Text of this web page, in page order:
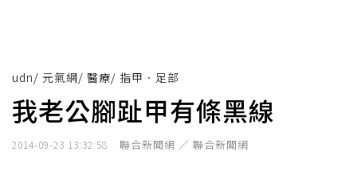
udn/ 元氣網/ 醫療/ 指甲．足部
我老公腳趾甲有條黑線
2014-09-23 13:32:58 聯合新聞網 ／ 聯合新聞網